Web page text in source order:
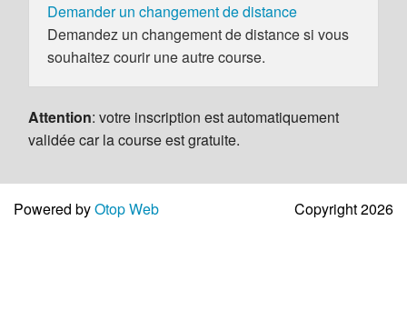
Demander un changement de distance
Demandez un changement de distance si vous
souhaitez courir une autre course.
Attention: votre inscription est automatiquement
validée car la course est gratuite.
Powered byOtop Web Copyright 2026